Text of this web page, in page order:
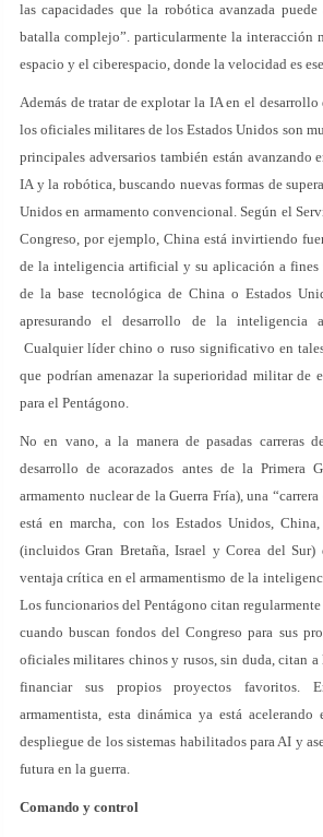
las capacidades que la robótica avanzada
batalla complejo”. particularmente la interacción
espacio y el ciberespacio, donde la velocidad es
Además de tratar de explotar la IA en el
los oficiales militares de los Estados Unidos son
principales adversarios también están avanzando
IA y la robótica, buscando nuevas formas de
Unidos en armamento convencional. Según el
Congreso, por ejemplo, China está invirtiendo
de la inteligencia artificial y su aplicación a fines
de la base tecnológica de China o Estados
apresurando el desarrollo de la
Cualquier líder chino o ruso significativo en
que podrían amenazar la superioridad militar de
para el Pentágono.
No en vano, a la manera de pasadas carreras
desarrollo de acorazados antes de la Primera
armamento nuclear de la Guerra Fría), una
está en marcha, con los Estados Unidos,
(incluidos Gran Bretaña, Israel y Corea del Sur)
ventaja crítica en el armamentismo de la
Los funcionarios del Pentágono citan
cuando buscan fondos del Congreso para sus
oficiales militares chinos y rusos, sin duda, citan a
financiar sus propios proyectos favoritos.
armamentista, esta dinámica ya está
despliegue de los sistemas habilitados para AI y
futura en la guerra.
Comando y control